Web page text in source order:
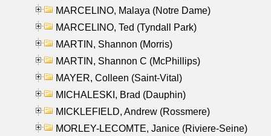
MARCELINO, Malaya (Notre Dame)
MARCELINO, Ted (Tyndall Park)
MARTIN, Shannon (Morris)
MARTIN, Shannon C (McPhillips)
MAYER, Colleen (Saint-Vital)
MICHALESKI, Brad (Dauphin)
MICKLEFIELD, Andrew (Rossmere)
MORLEY-LECOMTE, Janice (Riviere-Seine)